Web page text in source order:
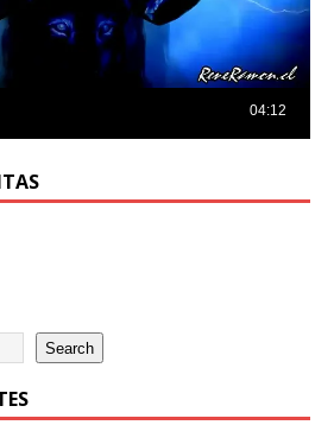
Search